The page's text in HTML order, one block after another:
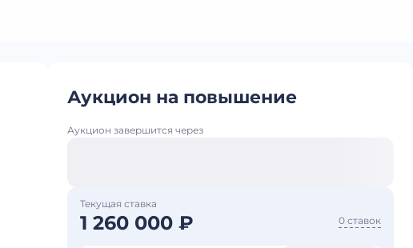
Аукцион на повышение
Аукцион завершится через
Текущая ставка
1 260 000 ₽ 0 ставок